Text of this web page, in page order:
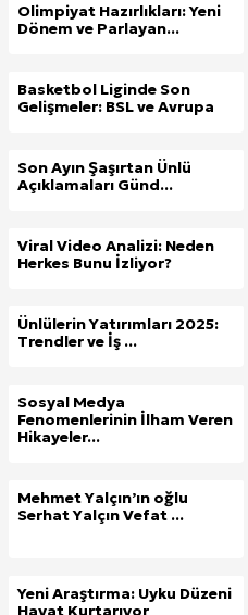
Olimpiyat Hazırlıkları: Yeni
Dönem ve Parlayan...
Basketbol Liginde Son
Gelişmeler: BSL ve Avrupa
Son Ayın Şaşırtan Ünlü
Açıklamaları Günd...
Viral Video Analizi: Neden
Herkes Bunu İzliyor?
Ünlülerin Yatırımları 2025:
Trendler ve İş ...
Sosyal Medya
Fenomenlerinin İlham Veren
Hikayeler...
Mehmet Yalçın’ın oğlu
Serhat Yalçın Vefat ...
Yeni Araştırma: Uyku Düzeni
Hayat Kurtarıyor